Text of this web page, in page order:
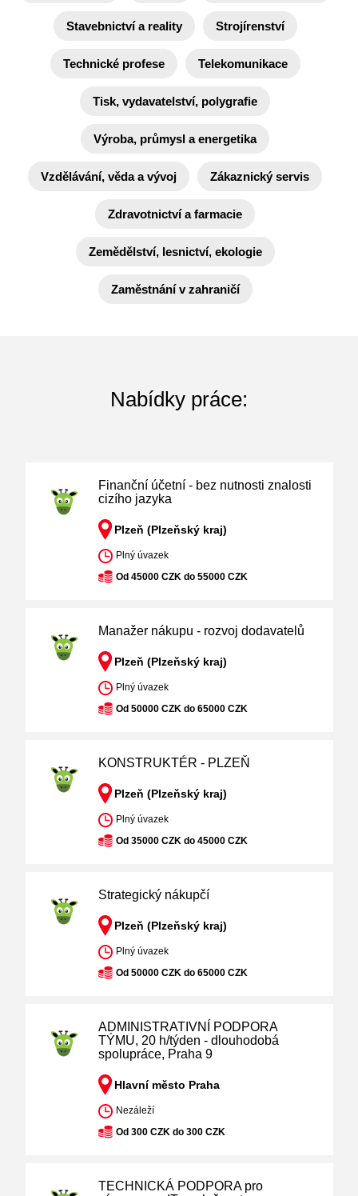
Stavebnictví a reality Strojírenství
Technické profese Telekomunikace
Tisk, vydavatelství, polygrafie
Výroba, průmysl a energetika
Vzdělávání, věda a vývoj Zákaznický servis
Zdravotnictví a farmacie
Zemědělství, lesnictví, ekologie
Zaměstnání v zahraničí
Nabídky práce:
Finanční účetní - bez nutnosti znalosti
cizího jazyka
Plzeň (Plzeňský kraj)
Plný úvazek
Od 45000 CZK do 55000 CZK
Manažer nákupu - rozvoj dodavatelů
Plzeň (Plzeňský kraj)
Plný úvazek
Od 50000 CZK do 65000 CZK
KONSTRUKTÉR - PLZEŇ
Plzeň (Plzeňský kraj)
Plný úvazek
Od 35000 CZK do 45000 CZK
Strategický nákupčí
Plzeň (Plzeňský kraj)
Plný úvazek
Od 50000 CZK do 65000 CZK
ADMINISTRATIVNÍ PODPORA
TÝMU, 20 h/týden - dlouhodobá
spolupráce, Praha 9
Hlavní město Praha
Nezáleží
Od 300 CZK do 300 CZK
TECHNICKÁ PODPORA pro